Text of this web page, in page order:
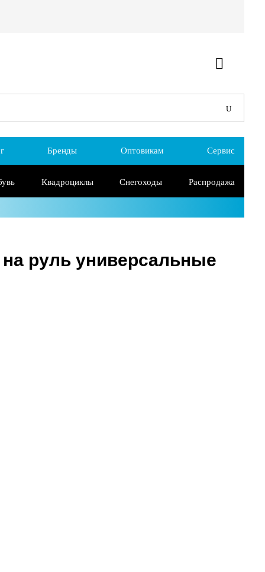
Бренды Оптовикам Сервис
Квадроциклы Снегоходы Распродажа
руль универсальные